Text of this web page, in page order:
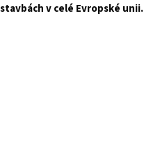
stavbách v celé Evropské unii.